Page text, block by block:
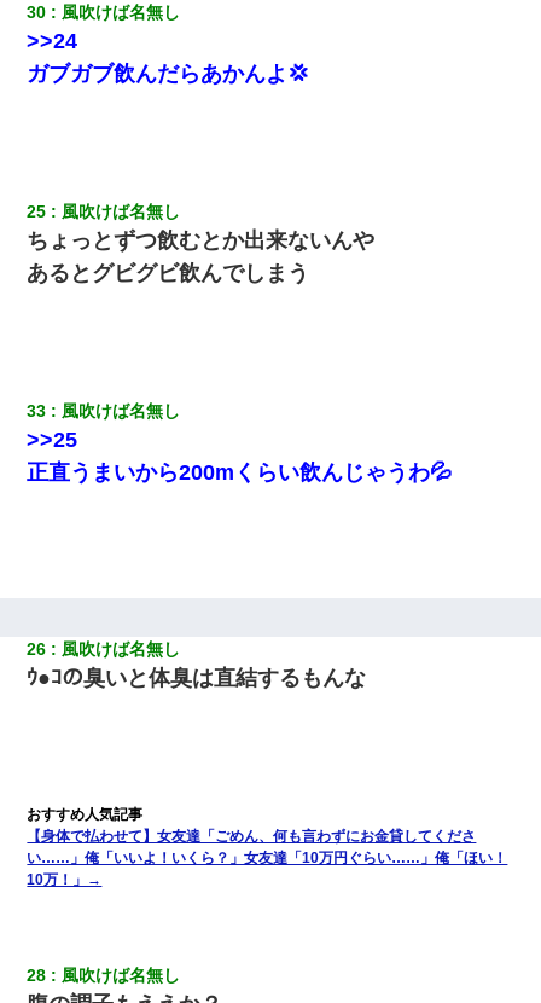
30 風吹けば名無し
>>24
ガブガブ飲んだらあかんよ💢
25 風吹けば名無し
ちょっとずつ飲むとか出来ないんや
あるとグビグビ飲んでしまう
33 風吹けば名無し
>>25
正直うまいから200mくらい飲んじゃうわ💦
26 風吹けば名無し
ｳ●ｺの臭いと体臭は直結するもんな
【身体で払わせて】女友達「ごめん、何も言わずにお金貸してくださ
い……」俺「いいよ！いくら？」女友達「10万円ぐらい……」俺「ほい！
10万！」→
28 風吹けば名無し